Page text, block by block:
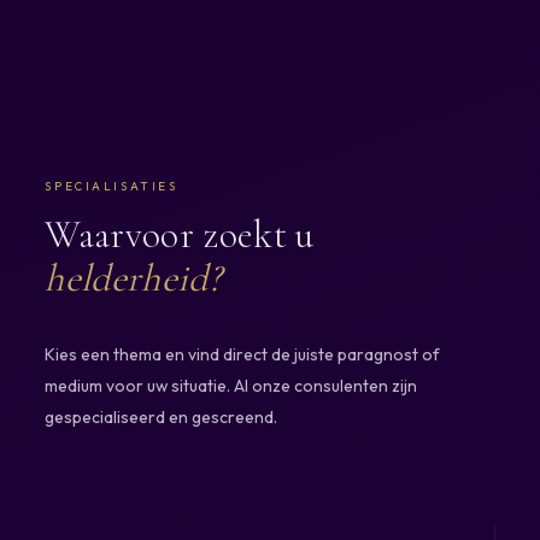
SPECIALISATIES
Waarvoor zoekt u
helderheid?
Kies een thema en vind direct de juiste paragnost of
medium voor uw situatie. Al onze consulenten zijn
gespecialiseerd en gescreend.